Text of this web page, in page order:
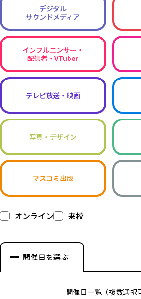
デジタル
サウンドメディア
インフルエンサー・
配信者・VTuber
テレビ放送・映画
写真・デザイン
マスコミ出版
オンライン 来校
開催日を選ぶ
開催日一覧（複数選択